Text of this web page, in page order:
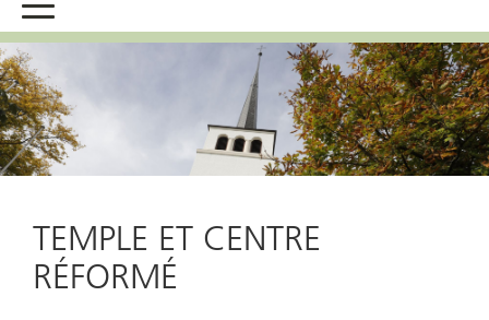
TEMPLE ET CENTRE
RÉFORMÉ